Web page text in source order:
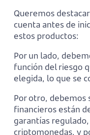
Queremos
cuenta antes de
estos productos:
Por un lado,
función del riesgo
elegida, lo que se
Por otro, debemos
financieros están
garantías
criptomonedas, y